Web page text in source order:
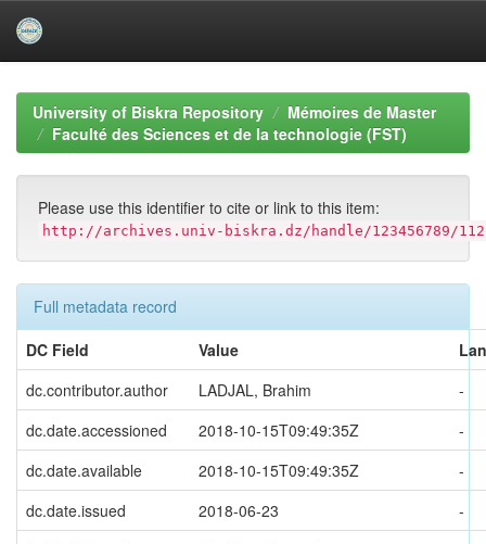
navigationUniversity of Biskra Repository
Mémoires de Master
Faculté des Sciences et de la technologie (FST)
Please use this identifier to cite or link to this item:
http://archives.univ-biskra.dz/handle/123456789/
Full metadata record
DC Field
Value
dc.contributor.author
LADJAL, Brahim
-
dc.date.accessioned
2018-10-15T09:49:35Z
-
dc.date.available
2018-10-15T09:49:35Z
-
dc.date.issued
2018-06-23
-